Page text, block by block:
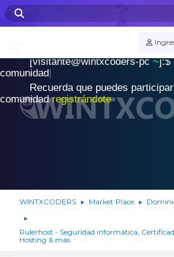
WINTXCODERS Terminal
[visitante@wintxcoders-pc~]:$
comunidad|
Recuerda que puedes
comunidadregistrándote
WINTXCODERS ► Market Place ►
►
Rulerhost - Seguridad informática,
Hosting & más